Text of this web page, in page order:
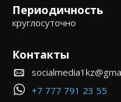
Периодичность
круглосуточно
Контакты
+7 777 791 23 55